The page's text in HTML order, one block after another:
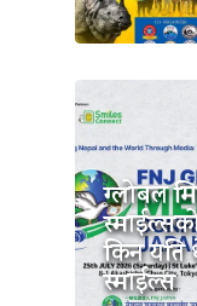
ग्लोबल
किन यति
स्माईल्स